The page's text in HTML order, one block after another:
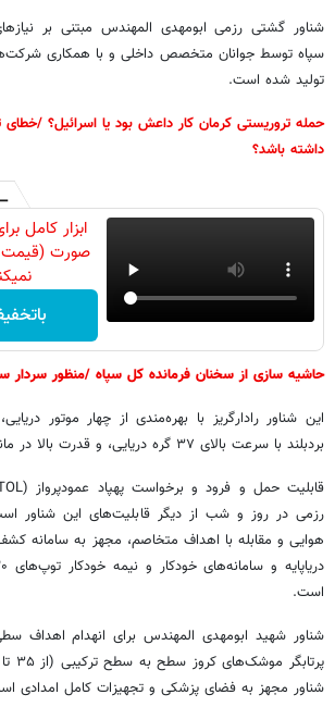
شناور گشتی رزمی ابومهدی المهندس مبتنی بر
سپاه توسط جوانان متخصص داخلی و با همکاری
تولید شده است.
حمله تروریستی کرمان کار داعش بود یا اسرائیل؟ /خطای
داشته باشد؟
ابزار کامل
صورت (قیمت
حاشیه‌ سازی از سخنان فرمانده کل سپاه /منظور سردار
این شناور رادارگریز با بهره‌مندی از چهار موتور
بردبلند با سرعت بالای ۳۷ گره دریایی، و قدرت بالا در مانور است.
رزمی در روز و شب از دیگر قابلیت‌های این شناور
هوایی و مقابله با اهداف متخاصم، مجهز به سامانه
است.
شناور شهید ابومهدی المهندس برای انهدام اهداف
شناور مجهز به فضای پزشکی و تجهیزات کامل امدادی